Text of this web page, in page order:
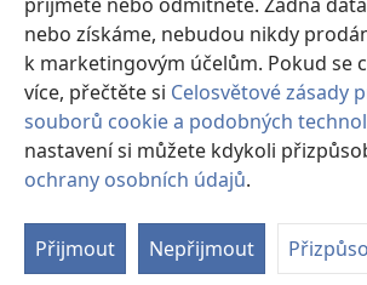
nebo získáme, nebudou nikdy
k marketingovým účelům. Pokud se
více, přečtěte si Celosvětové zásady
souborů cookie a podobných
nastavení si můžete kdykoli
ochrany osobních údajů.
Přijmout Nepřijmout
Watchtower Library
Copyright© 2026 Watch Tower Bible and Tract
PODMÍNKY POUŽITÍ|OCHRANA
SOUKROMÍ